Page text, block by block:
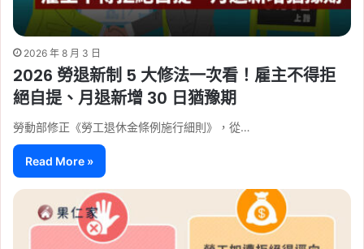
2026 年 8 月 3 日
2026 勞退新制 5 大修法一次看！雇主不得拒
絕自提、月退新增 30 日猶豫期
勞動部修正《勞工退休金條例施行細則》，從…
Read More »